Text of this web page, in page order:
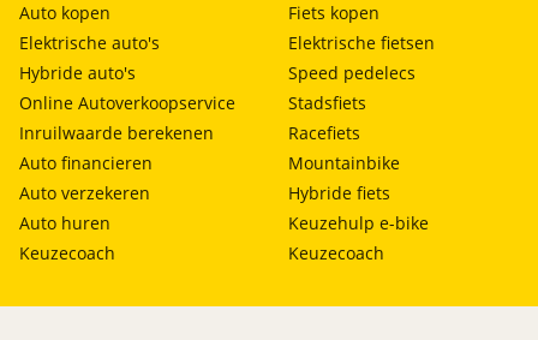
Auto kopen
Elektrische auto's
Hybride auto's
Online Autoverkoopservice
Inruilwaarde berekenen
Auto financieren
Auto verzekeren
Auto huren
Keuzecoach
Fiets kopen
Elektrische fietsen
Speed pedelecs
Stadsfiets
Racefiets
Mountainbike
Hybride fiets
Keuzehulp e-bike
Keuzecoach